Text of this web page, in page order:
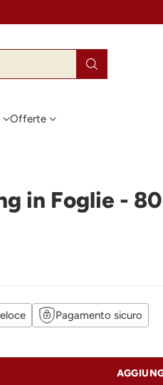
Offerte
in Foglie -
Pagamento sicuro